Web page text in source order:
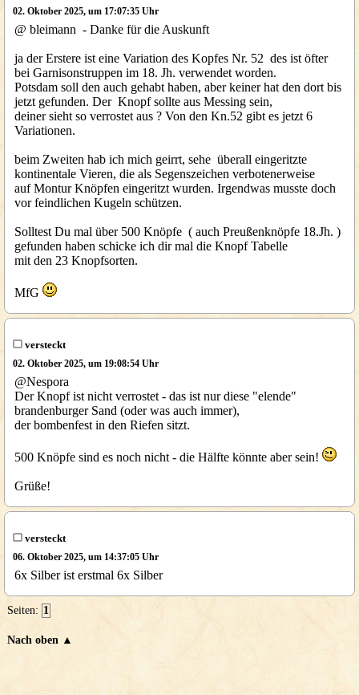
02. Oktober 2025, um 17:07:35 Uhr
@ bleimann - Danke für die Auskunft
ja der Erstere ist eine Variation des Kopfes Nr. 52 des ist öfter
bei Garnisonstruppen im 18. Jh. verwendet worden.
Potsdam soll den auch gehabt haben, aber keiner hat den dort bis
jetzt gefunden. Der Knopf sollte aus Messing sein,
deiner sieht so verrostet aus ? Von den Kn.52 gibt es jetzt 6
Variationen.
beim Zweiten hab ich mich geirrt, sehe überall eingeritzte
kontinentale Vieren, die als Segenszeichen verbotenerweise
auf Montur Knöpfen eingeritzt wurden. Irgendwas musste doch
vor feindlichen Kugeln schützen.
Solltest Du mal über 500 Knöpfe ( auch Preußenknöpfe 18.Jh. )
gefunden haben schicke ich dir mal die Knopf Tabelle
mit den 23 Knopfsorten.
MfG
versteckt
02. Oktober 2025, um 19:08:54 Uhr
@Nespora
Der Knopf ist nicht verrostet - das ist nur diese "elende"
brandenburger Sand (oder was auch immer),
der bombenfest in den Riefen sitzt.
500 Knöpfe sind es noch nicht - die Hälfte könnte aber sein!
Grüße!
versteckt
06. Oktober 2025, um 14:37:05 Uhr
6x Silber ist erstmal 6x Silber
Seiten: 1
Nach oben ▲